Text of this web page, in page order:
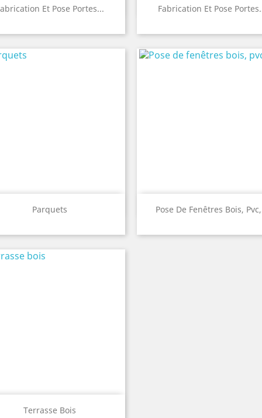
Et Pose Portes...
Quick view Fabrication Et Pose
Quick view
Parquets
Quick view Pose De Fenêtres Bois,
Quick view
Terrasse Bois
Quick view